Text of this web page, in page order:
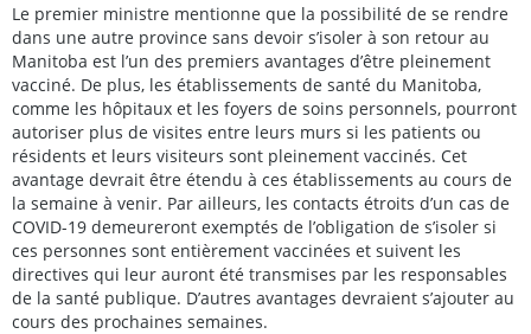
Le premier ministre mentionne que la possibilité de se rendre
dans une autre province sans devoir s’isoler à son retour au
Manitoba est l’un des premiers avantages d’être pleinement
vacciné. De plus, les établissements de santé du Manitoba,
comme les hôpitaux et les foyers de soins personnels, pourront
autoriser plus de visites entre leurs murs si les patients ou
résidents et leurs visiteurs sont pleinement vaccinés. Cet
avantage devrait être étendu à ces établissements au cours de
la semaine à venir. Par ailleurs, les contacts étroits d’un cas de
COVID-19 demeureront exemptés de l’obligation de s’isoler si
ces personnes sont entièrement vaccinées et suivent les
directives qui leur auront été transmises par les responsables
de la santé publique. D’autres avantages devraient s’ajouter au
cours des prochaines semaines.